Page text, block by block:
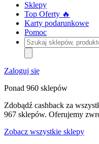
Sklepy
Top Oferty 🔥
Karty podarunkowe
Pomoc
Szukaj
sklepów,
produktów
i
kategorii
Zaloguj się
Ponad 960 sklepów
Zdobądź cashback za
967 sklepów. Oferujemy
Zobacz wszystkie sklepy